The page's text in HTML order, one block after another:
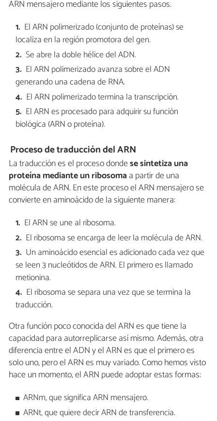
ARN mensajero mediante los siguientes pasos.
El ARN polimerizado (conjunto de proteínas) se
localiza en la región promotora del gen.
Se abre la doble hélice del ADN.
El ARN polimerizado avanza sobre el ADN
generando una cadena de RNA.
El ARN polimerizado termina la transcripción.
El ARN es procesado para adquirir su función
biológica (ARN o proteína).
Proceso de traducción del ARN
La traducción es el proceso dondese sintetiza una
proteína mediante un ribosomaa partir de una
molécula de ARN. En este proceso el ARN mensajero se
convierte en aminoácido de la siguiente manera:
El ARN se une al ribosoma.
El ribosoma se encarga de leer la molécula de ARN.
Un aminoácido esencial es adicionado cada vez que
se leen 3 nucleótidos de ARN. El primero es llamado
metionina.
El ribosoma se separa una vez que se termina la
traducción.
Otra función poco conocida del ARN es que tiene la
capacidad para autorreplicarse así mismo. Además, otra
diferencia entre el ADN y el ARN es que el primero es
solo uno, pero el ARN es muy variado. Como hemos visto
hace un momento, el ARN puede adoptar estas formas:
ARNm, que significa ARN mensajero.
ARNt, que quiere decir ARN de transferencia.